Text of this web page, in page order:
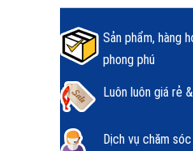
Sản phẩm, hàng
phong phú
Luôn luôn giá rẻ
Dịch vụ chăm